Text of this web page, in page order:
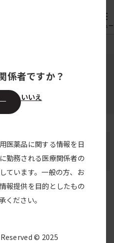
メニュー
係者ですか？
いいえ
医薬品に関する情報を日
勤務される医療関係者の
ています。一般の方、お
報提供を目的としたもの
ください。
© 2025